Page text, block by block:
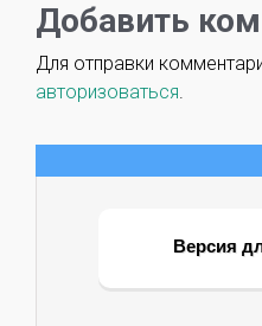
Добавить
Для отправки
авторизоваться.
Версия